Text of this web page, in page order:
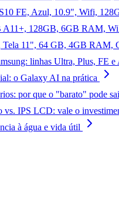
FE, Azul, 10.9", Wifi,
A11+, 128GB, 6GB RAM,
11", 64 GB, 4GB RAM,
linhas Ultra, Plus, FE e
o Galaxy AI na prática
por que o "barato" pode
IPS LCD: vale o
à água e vida útil